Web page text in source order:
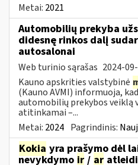
Metai: 2021
Automobilių prekyba
didesnę rinkos dalį
autosalonai
Web turinio sąrašas 2024-
Kauno apskrities valstybinė
(Kauno AVMI) informuoja,
automobilių prekybos veiklą
atitinkamai –...
Metai: 2024 Pagrindinis:
Kokia yra prašymo dėl
nevykdymo ir / ar